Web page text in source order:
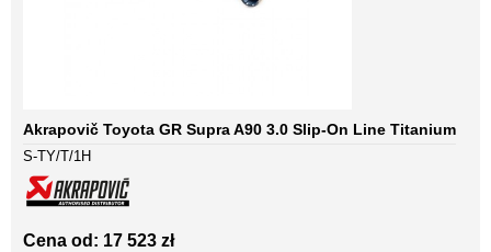
Akrapovič Toyota GR Supra A90 3.0 Slip-On Line Titanium
S-TY/T/1H
Cena od: 17 523 zł